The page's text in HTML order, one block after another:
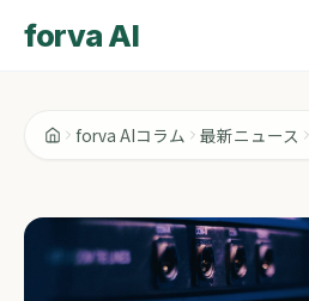
forva AI
forva AIコラム 最新ニュース